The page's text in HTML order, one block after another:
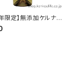
限定】無添加ケルナー
酸化防止剤無添加の
｜井筒ワイン